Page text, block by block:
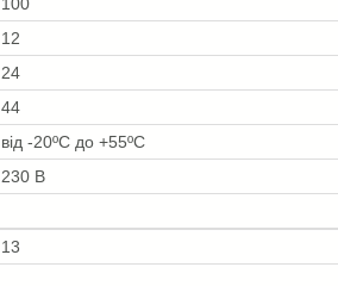
100
12
24
44
від -20ºС до +55ºС
230 В
13